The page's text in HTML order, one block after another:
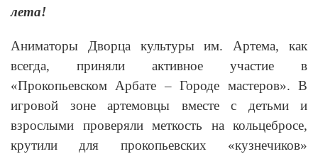
лета!
Аниматоры Дворца культуры им. Артема, как
всегда, приняли активное участие в
«Прокопьевском Арбате – Городе мастеров». В
игровой зоне артемовцы вместе с детьми и
взрослыми проверяли меткость на кольцебросе,
крутили для прокопьевских «кузнечиков»